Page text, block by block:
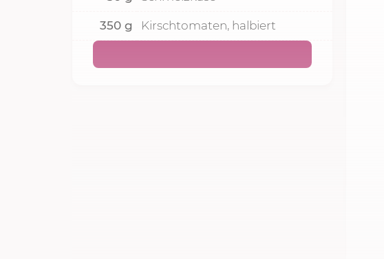
350 g Kirschtomaten, halbiert